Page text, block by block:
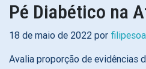
Pé Diabético na
18 de maio de 2022 por
Avalia proporção de evidências